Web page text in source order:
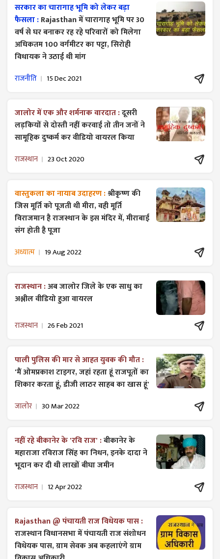
सरकार का चारागाह भूमि को लेकर बड़ा
फैसला :Rajasthan में चारागाह भूमि पर 30
वर्ष से घर बनाकर रह रहे परिवारों को मिलेगा
अधिकतम 100 वर्गमीटर का पट्टा, सिरोही
विधायक ने उठाई थी मांग
राजनीति 15 Dec 2021
जालोर में एक और शर्मनाक वारदात :दूसरी
लड़कियों से दोस्ती नहीं करवाई तो तीन जनों ने
सामूहिक दुष्कर्म कर वीडियो वायरल किया
राजस्थान 23 Oct 2020
वास्तुकला का नायाब उदाहरण :श्रीकृष्ण की
जिस मूर्ति को पूजती थी मीरा, वही मूर्ति
विराजमान है राजस्थान के इस मंदिर में, मीराबाई
संग होती है पूजा
अध्यात्म 19 Aug 2022
राजस्थान :अब जालोर जिले के एक साधु का
अश्लील वीडियो हुआ वायरल
राजस्थान 26 Feb 2021
पाली पुलिस की मार से आहत युवक की मौत :
'मैं ओमप्रकाश टाइगर, जहां रहता हूं राजपूतों का
शिकार करता हूं, डीजी लाठर साहब का खास हूं'
जालोर 30 Mar 2022
नहीं रहे बीकानेर के 'रवि राज' :बीकानेर के
महाराजा रविराज सिंह का निधन, इनके दादा ने
भूदान कर दी थी लाखों बीघा जमीन
राजस्थान 12 Apr 2022
Rajasthan @ पंचायती राज विधेयक पास :
राजस्थान विधानसभा में पंचायती राज ​संशोधन
विधेयक पास, ग्राम सेवक अब कहलाएंगे ग्राम